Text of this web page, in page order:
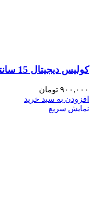
کولیس دیجیتال 15 سانتیمتری پلاستیکی
۹۰۰,۰۰۰ تومان
افزودن به سبد خرید
نمایش سریع